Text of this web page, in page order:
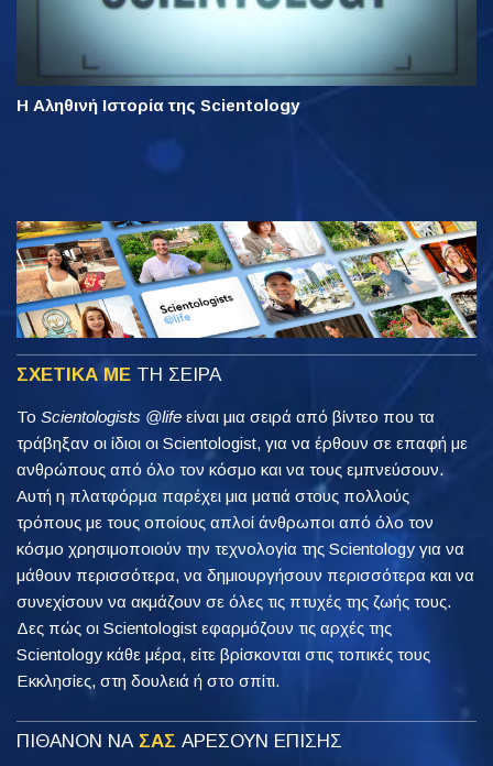
Η Αληθινή Ιστορία της Scientology
ΣΧΕΤΙΚΑ ΜΕ ΤΗ ΣΕΙΡΑ
Το Scientologists @life είναι μια σειρά από βίντεο που τα
τράβηξαν οι ίδιοι οι Scientologist, για να έρθουν σε επαφή με
ανθρώπους από όλο τον κόσμο και να τους εμπνεύσουν.
Αυτή η πλατφόρμα παρέχει μια ματιά στους πολλούς
τρόπους με τους οποίους απλοί άνθρωποι από όλο τον
κόσμο χρησιμοποιούν την τεχνολογία της Scientology για να
μάθουν περισσότερα, να δημιουργήσουν περισσότερα και να
συνεχίσουν να ακμάζουν σε όλες τις πτυχές της ζωής τους.
Δες πώς οι Scientologist εφαρμόζουν τις αρχές της
Scientology κάθε μέρα, είτε βρίσκονται στις τοπικές τους
Εκκλησίες, στη δουλειά ή στο σπίτι.
ΠΙΘΑΝΟΝ ΝΑ ΣΑΣ ΑΡΕΣΟΥΝ ΕΠΙΣΗΣ